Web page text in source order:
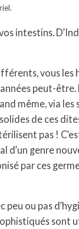
intestins.
vous les
peut-être.
même, via les
de ces
pas !
d’un genre
par ces
peu ou pas
sont